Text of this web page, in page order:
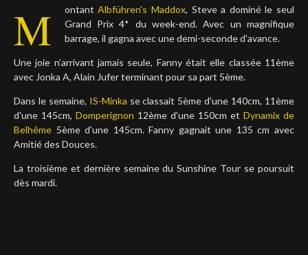
M ontantAlbführen's Maddox, Steve a dominé le seul
Grand Prix 4* du week-end. Avec un magnifique
barrage, il gagna avec une demi-seconde d'avance.
Une joie n’arrivant jamais seule, Fanny était elle classée 11ème
avec Jonka A, Alain Jufer terminant pour sa part 5ème.
Dans le semaine, IS-Minka se classait 5ème d'une 140cm, 11ème
d'une 145cm, Domperignon 12ème d'une 150cm et Dynamix de
Belhême 5ème d'une 145cm. Fanny gagnait une 135 cm avec
Amitié des Douces.
La troisième et dernière semaine du Sunshine Tour se poursuit
dès mardi.